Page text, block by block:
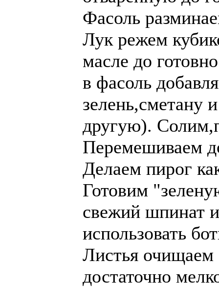
Фасоль
Лук режем
масле до
в фасоль
зелень,сметану
другую).
Перемешиваем
Делаем пирог
Готовим
свежий шпинат
использовать
Листья очищаем
достаточно